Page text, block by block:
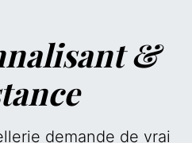
&
demande de vrai